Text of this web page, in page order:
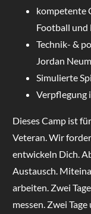
kompetente
Football
Technik- &
Jordan
Simulierte
Verpflegung
Dieses Camp ist
Veteran. Wir
entwickeln Dich.
Austausch.
arbeiten. Zwei
messen. Zwei